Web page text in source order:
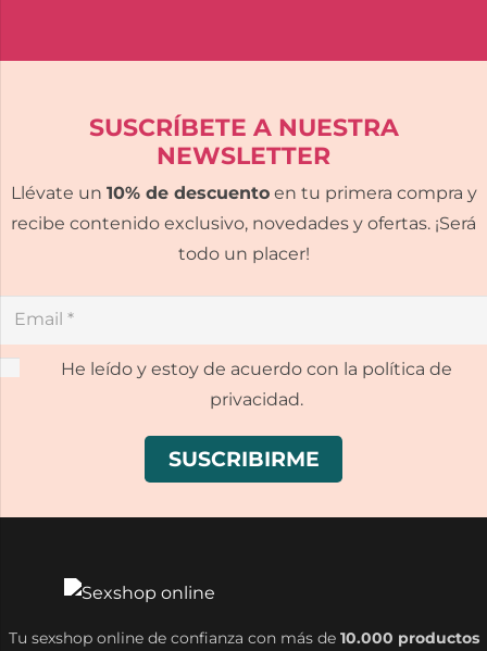
SUSCRÍBETE A NUESTRA
NEWSLETTER
Llévate un 10% de descuentoen tu primera compra y
recibe contenido exclusivo, novedades y ofertas. ¡Será
todo un placer!
He leído y estoy de acuerdo con la política de
privacidad.
Tu sexshop online de confianza con más de 10.000 productos